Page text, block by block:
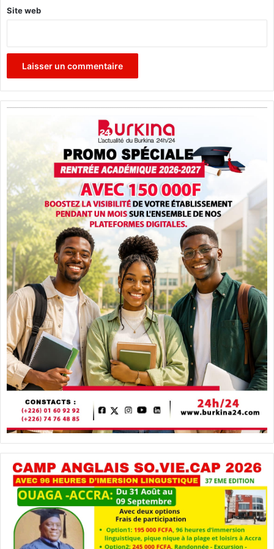
Site web